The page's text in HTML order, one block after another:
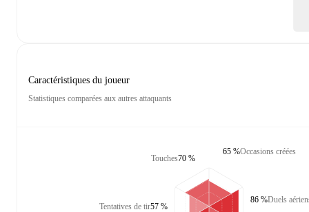
Caractéristiques du joueur
Statistiques comparées aux autres attaquants
Touches70 %
Tentatives de tir57 %
Occasions créées
65 %
Duels
86 %